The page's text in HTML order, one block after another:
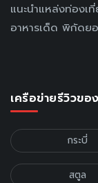
แนะนำแหล่งท่อง
อาหารเด็ด พิกัดย
เครือข่ายรีวิวขอ
กระบี่
สตูล